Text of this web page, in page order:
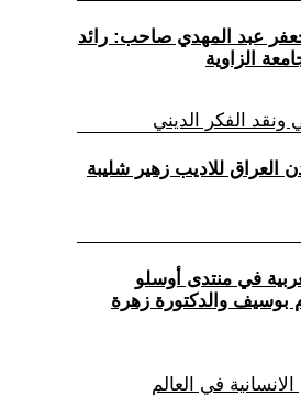
جعفر عبد المهدي صاحب: رائد
الزاوية
ونقد الفكر الديني
في منتدى أوسلو
بوسيف والدكتورة زهرة
في العالم